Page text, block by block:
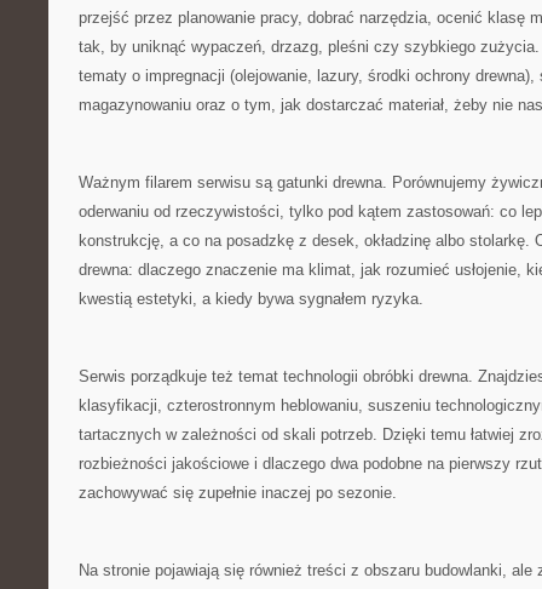
przejść przez planowanie pracy, dobrać narzędzia, ocenić klasę
tak, by uniknąć wypaczeń, drzazg, pleśni czy szybkiego
tematy o impregnacji (olejowanie, lazury, środki ochrony drewna),
magazynowaniu oraz o tym, jak dostarczać materiał, żeby nie
Ważnym filarem serwisu są gatunki drewna. Porównujemy
oderwaniu od rzeczywistości, tylko pod kątem zastosowań: co
konstrukcję, a co na posadzkę z desek, okładzinę albo stolarkę.
drewna: dlaczego znaczenie ma klimat, jak rozumieć usłojenie,
kwestią estetyki, a kiedy bywa sygnałem ryzyka.
Serwis porządkuje też temat technologii obróbki drewna.
klasyfikacji, czterostronnym heblowaniu, suszeniu
tartacznych w zależności od skali potrzeb. Dzięki temu łatwiej
rozbieżności jakościowe i dlaczego dwa podobne na pierwszy
zachowywać się zupełnie inaczej po sezonie.
Na stronie pojawiają się również treści z obszaru budowlanki,